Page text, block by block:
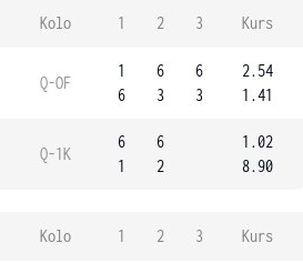
Kolo 1 2 3 Kurs
Q-OF
1
6
6
3
6
3
2.54
1.41
Q-1K
6
1
6
2
1.02
8.90
Kolo 1 2 3 Kurs